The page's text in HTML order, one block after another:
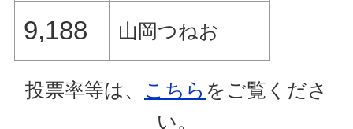
9,188 山岡つねお
投票率等は、 こちら をご覧くださ
い。